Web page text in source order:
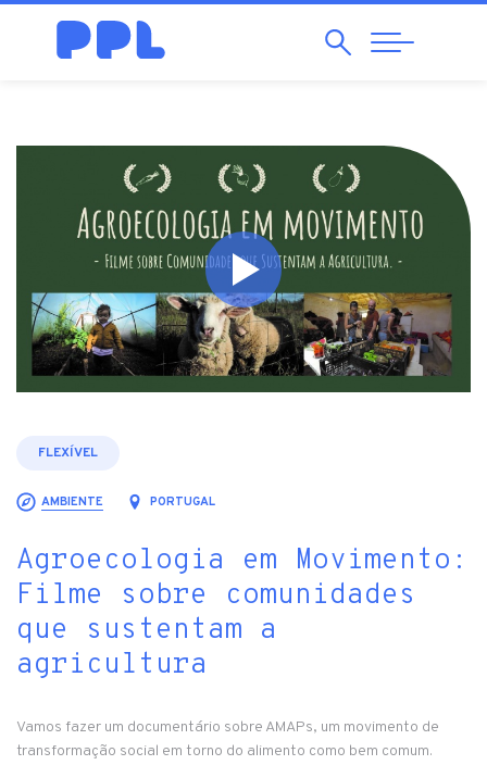
Pesquisar
Abrir
Navegação
FLEXÍVEL
AMBIENTE PORTUGAL
Agroecologia em Movimento:
Filme sobre comunidades
que sustentam a
agricultura
Vamos fazer um documentário sobre AMAPs, um movimento de
transformação social em torno do alimento como bem comum.